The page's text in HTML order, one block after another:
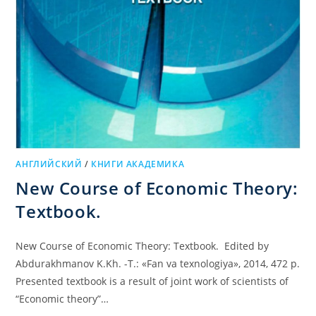
АНГЛИЙСКИЙ / КНИГИ АКАДЕМИКА
New Course of Economic Theory:
Textbook.
New Course of Economic Theory: Textbook. Edited by
Abdurakhmanov K.Kh. -T.: «Fan va texnologiya», 2014, 472 p.
Presented textbook is a result of joint work of scientists of
“Economic theory”…